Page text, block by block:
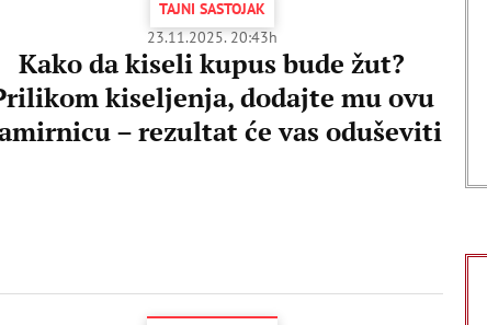
TAJNI SASTOJAK
23.11.2025. 20:43h
Kako da kiseli kupus bude žut?
kiseljenja, dodajte mu ovu
– rezultat će vas oduševiti